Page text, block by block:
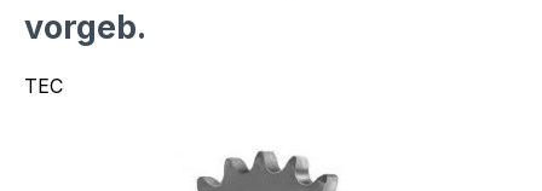
vorgeb.
TEC
Bildergalerie überspringen